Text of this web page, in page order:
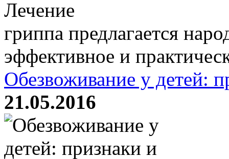
Лечение
гриппа предлагается
эффективное и
Обезвоживание у детей:
21.05.2016